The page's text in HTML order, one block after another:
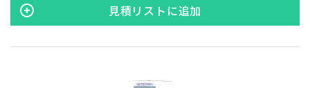
るバッテリーチェック時に、バッテリー残量をバー表示。使用
可能時間の把握に便利です。
見積リストに追加